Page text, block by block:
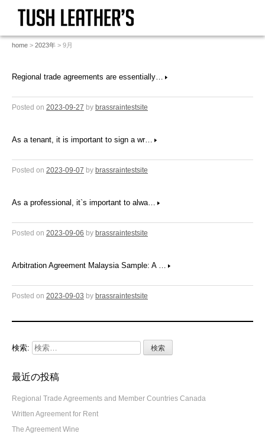
home > 2023年 > 9月
Regional trade agreements are essentially…
Posted on 2023-09-27 by brassraintestsite
As a tenant, it is important to sign a wr…
Posted on 2023-09-07 by brassraintestsite
As a professional, it`s important to alwa…
Posted on 2023-09-06 by brassraintestsite
Arbitration Agreement Malaysia Sample: A …
Posted on 2023-09-03 by brassraintestsite
検索:
最近の投稿
Regional Trade Agreements and Member Countries Canada
Written Agreement for Rent
The Agreement Wine